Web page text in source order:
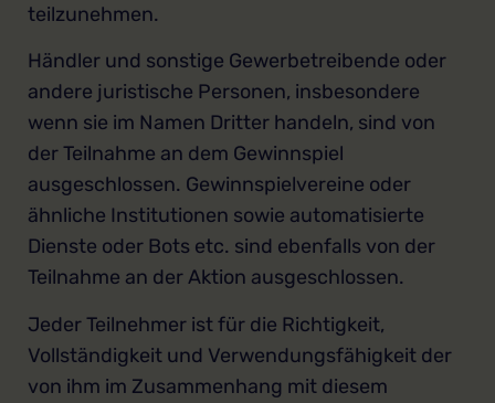
teilzunehmen.
Händler und sonstige Gewerbetreibende oder
andere juristische Personen, insbesondere
wenn sie im Namen Dritter handeln, sind von
der Teilnahme an dem Gewinnspiel
ausgeschlossen. Gewinnspielvereine oder
ähnliche Institutionen sowie automatisierte
Dienste oder Bots etc. sind ebenfalls von der
Teilnahme an der Aktion ausgeschlossen.
Jeder Teilnehmer ist für die Richtigkeit,
Vollständigkeit und Verwendungsfähigkeit der
von ihm im Zusammenhang mit diesem